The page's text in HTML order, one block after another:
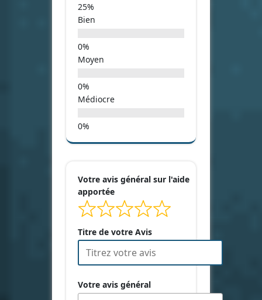
Bien
Moyen
Médiocre
Votre avis général sur l'aide
apportée
Titre de votre Avis
Votre avis général